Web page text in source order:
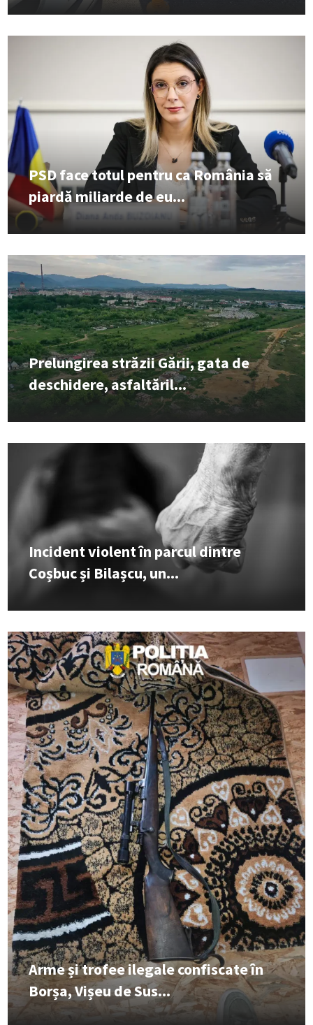
PSD face totul pentru ca România să
piardă miliarde de eu...
Prelungirea străzii Gării, gata de
deschidere, asfaltăril...
Incident violent în parcul dintre
Coșbuc și Bilașcu, un...
Arme și trofee ilegale confiscate în
Borșa, Vișeu de Sus...